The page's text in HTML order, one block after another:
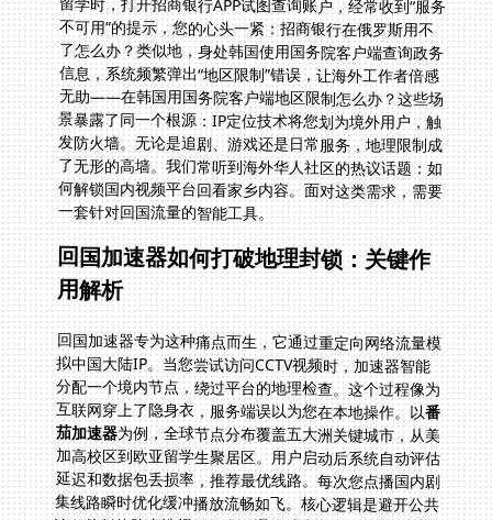
一套针对回国流量的智能工具。
回国加速器如何打破地理封锁：关键作
用解析
回国加速器专为这种痛点而生，它通过重定向网络流量模
拟中国大陆IP。当您尝试访问CCTV视频时，加速器智能
分配一个境内节点，绕过平台的地理检查。这个过程像为
互联网穿上了隐身衣，服务端误以为您在本地操作。以番
茄加速器为例，全球节点分布覆盖五大洲关键城市，从美
加高校区到欧亚留学生聚居区。用户启动后系统自动评估
延迟和数据包丢损率，推荐最优线路。每次您点播国内剧
集线路瞬时优化缓冲播放流畅如飞。核心逻辑是避开公共
VPN的低效路由选择私有专属通道减少跳转。实测中无数
留学生反馈：解决了“cctv视频说处于非大陆”难题后追剧